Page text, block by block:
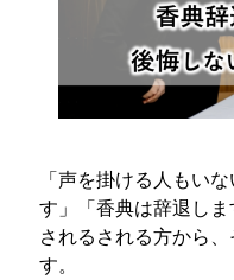
「声を掛ける人もい
す」「香典は辞退し
されるされる方から
す。